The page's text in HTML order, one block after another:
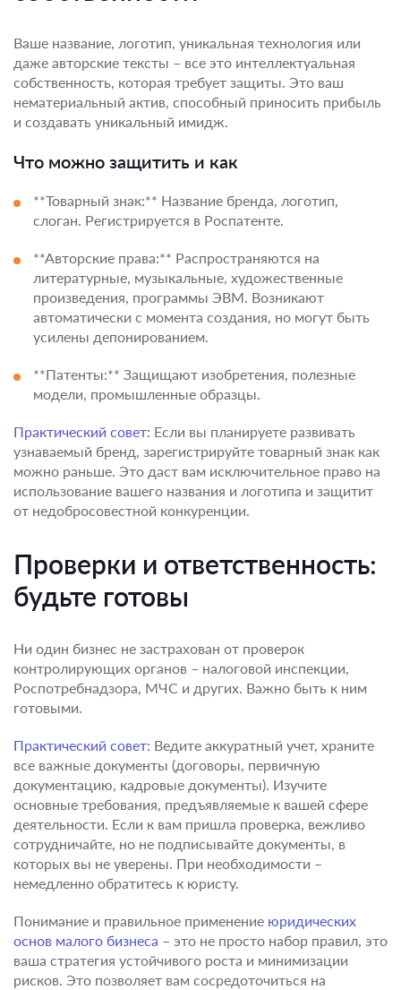
Ваше название, логотип, уникальная технология или
даже авторские тексты – все это интеллектуальная
собственность, которая требует защиты. Это ваш
нематериальный актив, способный приносить прибыль
и создавать уникальный имидж.
Что можно защитить и как
**Товарный знак:** Название бренда, логотип,
слоган. Регистрируется в Роспатенте.
**Авторские права:** Распространяются на
литературные, музыкальные, художественные
произведения, программы ЭВМ. Возникают
автоматически с момента создания, но могут быть
усилены депонированием.
**Патенты:** Защищают изобретения, полезные
модели, промышленные образцы.
Практический совет: Если вы планируете развивать
узнаваемый бренд, зарегистрируйте товарный знак как
можно раньше. Это даст вам исключительное право на
использование вашего названия и логотипа и защитит
от недобросовестной конкуренции.
Проверки и ответственность:
будьте готовы
Ни один бизнес не застрахован от проверок
контролирующих органов – налоговой инспекции,
Роспотребнадзора, МЧС и других. Важно быть к ним
готовыми.
Практический совет: Ведите аккуратный учет, храните
все важные документы (договоры, первичную
документацию, кадровые документы). Изучите
основные требования, предъявляемые к вашей сфере
деятельности. Если к вам пришла проверка, вежливо
сотрудничайте, но не подписывайте документы, в
которых вы не уверены. При необходимости –
немедленно обратитесь к юристу.
Понимание и правильное применение юридических
основ малого бизнеса – это не просто набор правил, это
ваша стратегия устойчивого роста и минимизации
рисков. Это позволяет вам сосредоточиться на